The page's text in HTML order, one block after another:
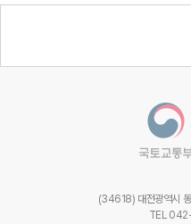
(34618) 대전광역시
TEL